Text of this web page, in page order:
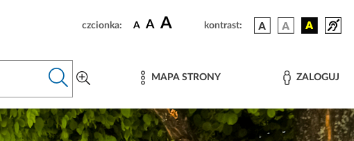
czcionka: A A A kontrast:
MAPA STRONY ZALOGUJ